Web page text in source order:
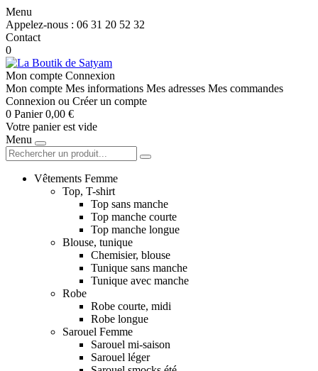
Menu
Appelez-nous : 06 31 20 52 32
Contact
0
Mon compte Connexion
Mon compte Mes informations Mes adresses Mes commandes
Connexion ou Créer un compte
0 Panier 0,00 €
Votre panier est vide
Menu
Vêtements Femme
Top, T-shirt
Top sans manche
Top manche courte
Top manche longue
Blouse, tunique
Chemisier, blouse
Tunique sans manche
Tunique avec manche
Robe
Robe courte, midi
Robe longue
Sarouel Femme
Sarouel mi-saison
Sarouel léger